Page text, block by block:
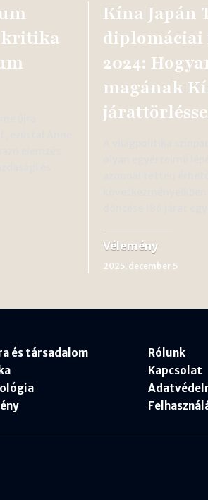
kritika
Kína Japán
diplomáciai
2024:
magának
Vélemény
2025. december 5
és társadalom
Rólunk
Kapcsolat